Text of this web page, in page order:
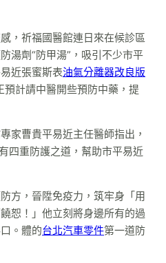
，祈福國醫館連日來在候診區
湯劑“防甲湯”，吸引不少市平
近張蜜斯表油氣分離器改良版
預計請中醫開些預防中藥，提
家曹貴平易近主任醫師指出，
四重防護之道，幫助市平易近
方，晉陞免疫力，筑牢身「用
恕！」他立刻將身邊所有的過
。體的台北汽車零件第一道防